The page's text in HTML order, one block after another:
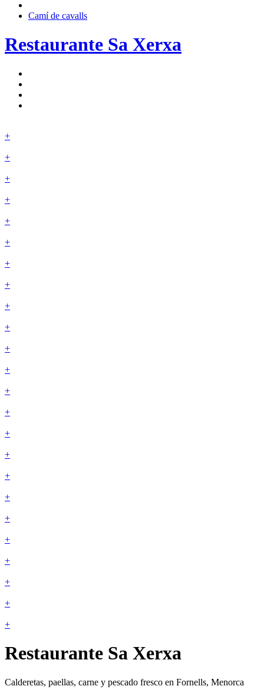
Camí de cavalls
Restaurante Sa Xerxa
+
+
+
+
+
+
+
+
+
+
+
+
+
+
+
+
+
+
+
+
+
+
+
+
Restaurante Sa Xerxa
Calderetas, paellas, carne y pescado fresco en Fornells, Menorca